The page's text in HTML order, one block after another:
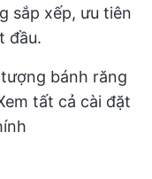
sắp xếp, ưu tiên
đầu.
bánh răng
tất cả cài đặt